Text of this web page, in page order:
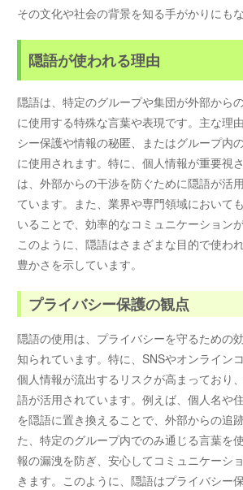
その文化や社会の背景を知る手がかりにもな
隠語が使われる理由
隠語は、特定のグループや集団が外部から
に使用する特殊な言葉や表現です。主な理
シー保護や情報の秘匿、またはグループ内
に使用されます。特に、個人情報が重要視
は、外部からの干渉を防ぐために隠語が活
ています。また、業界や専門領域において
いることで、効率的なコミュニケーション
このように、隠語はさまざまな目的で使わ
豊かさを示しています。
プライバシー保護の観点
隠語の使用は、プライバシーを守るための
知られています。特に、SNSやオンライン
個人情報が流出するリスクが高まっており
語が活用されています。例えば、個人名や
を隠語に置き換えることで、外部からの追
た、特定のグループ内でのみ通じる言葉を
報の漏洩を防ぎ、安心してコミュニケーシ
きます。このように、隠語はプライバシー